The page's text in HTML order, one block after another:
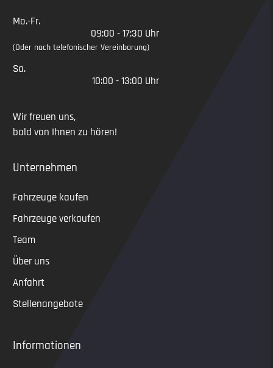
Mo.-Fr.
09:00 - 17:30 Uhr
(Oder nach telefonischer Vereinbarung)
Sa.
10:00 - 13:00 Uhr
Wir freuen uns,
bald von Ihnen zu hören!
Unternehmen
Fahrzeuge kaufen
Fahrzeuge verkaufen
Team
Über uns
Anfahrt
Stellenangebote
Informationen